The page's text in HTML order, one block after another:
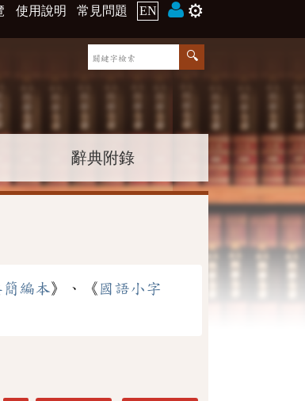
使用說明 常見問題 EN ⚙️
辭典附錄
簡編本》、《 國語小字